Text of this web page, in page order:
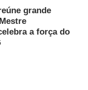
grande
a força do